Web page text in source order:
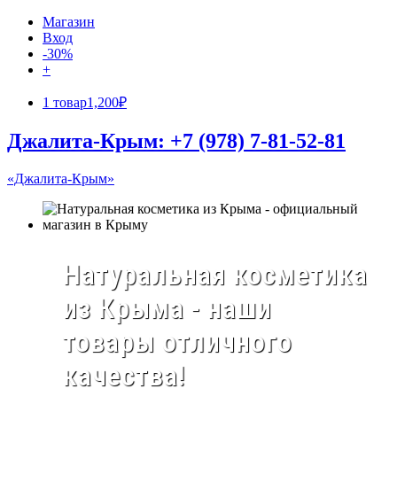
Магазин
Вход
-30%
+
1 товар1,200₽
Джалита-Крым: +7 (978) 7-81-52-81
«Джалита-Крым»
Натуральная косметика
из Крыма - наши
товары отличного
качества!